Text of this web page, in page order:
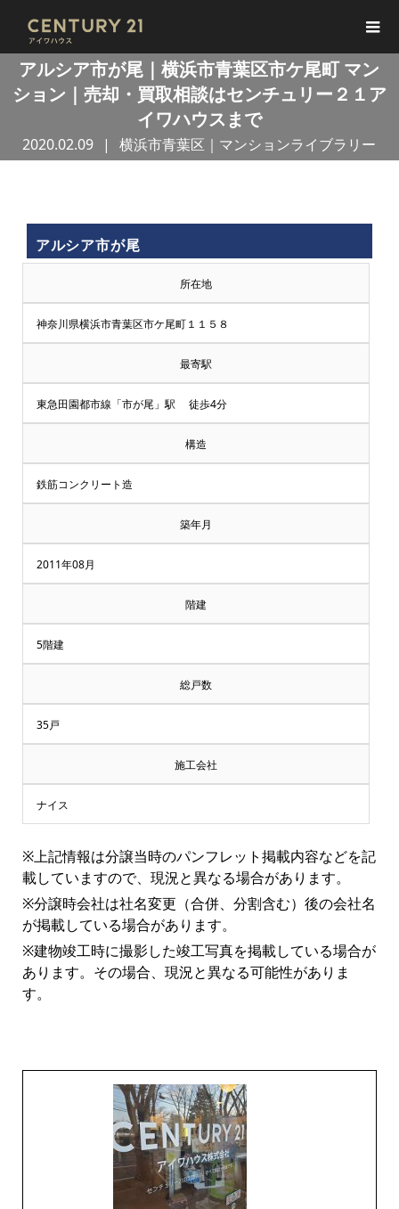
アルシア市が尾｜横浜市青葉区市ケ尾町 マン
ション｜売却・買取相談はセンチュリー２１ア
イワハウスまで
2020.02.09 横浜市青葉区｜マンションライブラリー
買
取
王
で
売
却・
取
談
付
中
♪
マ
ン
シ
ョ
ン
アルシア市が尾
所在地
神奈川県横浜市青葉区市ケ尾町１１５８
最寄駅
東急田園都市線「市が尾」駅 徒歩4分
構造
鉄筋コンクリート造
築年月
2011年08月
階建
5階建
総戸数
35戸
施工会社
ナイス
※上記情報は分譲当時のパンフレット掲載内容などを記
載していますので、現況と異なる場合があります。
※分譲時会社は社名変更（合併、分割含む）後の会社名
が掲載している場合があります。
※建物竣工時に撮影した竣工写真を掲載している場合が
あります。その場合、現況と異なる可能性がありま
す。